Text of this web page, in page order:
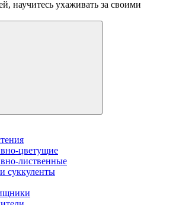
научитесь ухаживать за своими
цветущие
лиственные
суккуленты